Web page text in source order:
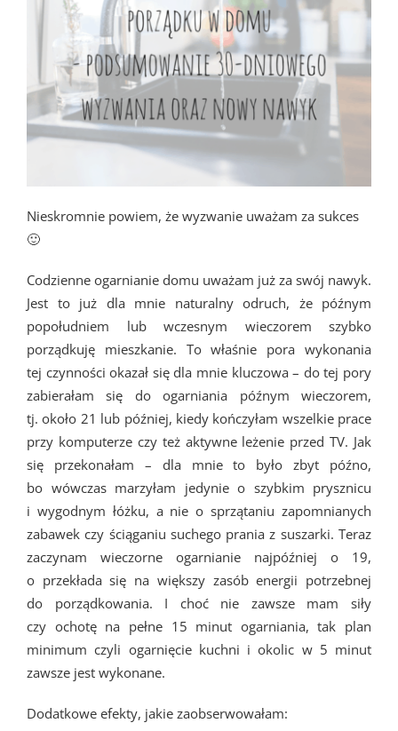
Nieskromnie powiem, że wyzwanie uważam za sukces
🙂
Codzienne ogarnianie domu uważam już za swój nawyk.
Jest to już dla mnie naturalny odruch, że późnym
popołudniem lub wczesnym wieczorem szybko
porządkuję mieszkanie. To właśnie pora wykonania
tej czynności okazał się dla mnie kluczowa – do tej pory
zabierałam się do ogarniania późnym wieczorem,
tj. około 21 lub później, kiedy kończyłam wszelkie prace
przy komputerze czy też aktywne leżenie przed TV. Jak
się przekonałam – dla mnie to było zbyt późno,
bo wówczas marzyłam jedynie o szybkim prysznicu
i wygodnym łóżku, a nie o sprzątaniu zapomnianych
zabawek czy ściąganiu suchego prania z suszarki. Teraz
zaczynam wieczorne ogarnianie najpóźniej o 19,
o przekłada się na większy zasób energii potrzebnej
do porządkowania. I choć nie zawsze mam siły
czy ochotę na pełne 15 minut ogarniania, tak plan
minimum czyli ogarnięcie kuchni i okolic w 5 minut
zawsze jest wykonane.
Dodatkowe efekty, jakie zaobserwowałam: